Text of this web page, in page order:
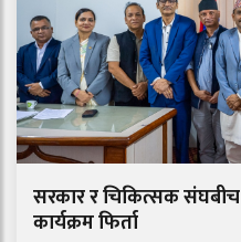
सरकार र चिकित्सक
कार्यक्रम फिर्ता